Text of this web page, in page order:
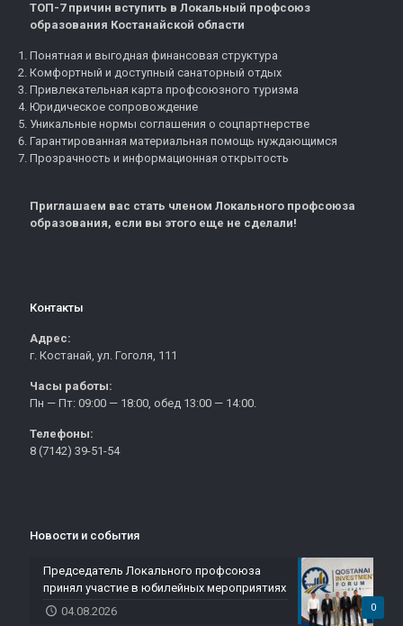
ТОП-7 причин вступить в Локальный профсоюз
образования Костанайской области
Понятная и выгодная финансовая структура
Комфортный и доступный санаторный отдых
Привлекательная карта профсоюзного туризма
Юридическое сопровождение
Уникальные нормы соглашения о соцпартнерстве
Гарантированная материальная помощь нуждающимся
Прозрачность и информационная открытость
Приглашаем вас стать членом Локального профсоюза
образования, если вы этого еще не сделали!
Контакты
Адрес:
г. Костанай, ул. Гоголя, 111
Часы работы:
Пн — Пт: 09:00 — 18:00, обед 13:00 — 14:00.
Телефоны:
8 (7142) 39-51-54
Новости и события
0
Председатель Локального профсоюза
принял участие в юбилейных мероприятиях
04.08.2026